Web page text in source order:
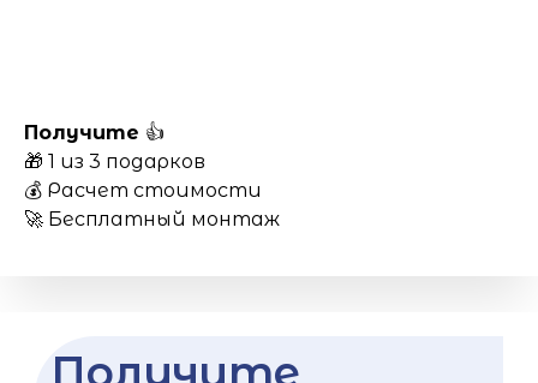
Получите 👍
🎁 1 из 3 подарков
💰 Расчет стоимости
🚀 Бесплатный монтаж